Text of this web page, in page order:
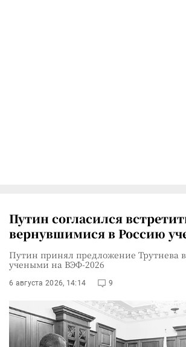
Путин согласился
вернувшимися в Россию
Путин принял предложение Трутнева
учеными на ВЭФ-2026
6 августа 2026, 14:14 9